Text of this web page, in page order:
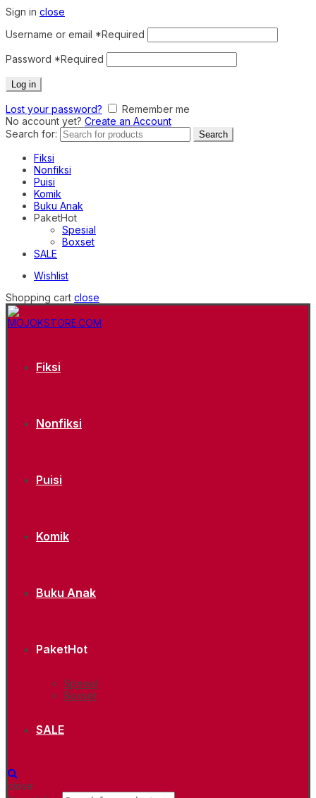
Sign in close
Username or email *Required
Password *Required
Log in
Lost your password?
Remember me
No account yet? Create an Account
Search for:
Search
Fiksi
Nonfiksi
Puisi
Komik
Buku Anak
PaketHot
Spesial
Boxset
SALE
Wishlist
Shopping cart close
Fiksi
Nonfiksi
Puisi
Komik
Buku Anak
PaketHot
Spesial
Boxset
SALE
close